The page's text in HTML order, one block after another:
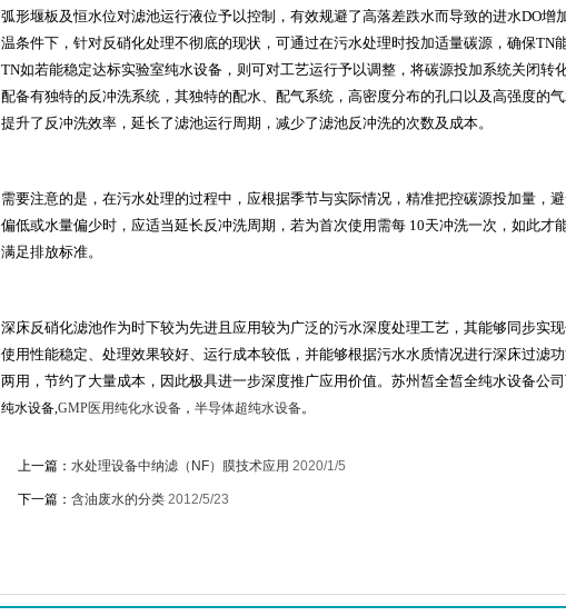
弧形堰板及恒水位对滤池运行液位予以控制，有效规避了高落差跌水而导致的进水DO增
温条件下，针对反硝化处理不彻底的现状，可通过在污水处理时投加适量碳源，确保TN
TN如若能稳定达标实验室纯水设备 ，则可对工艺运行予以调整，将碳源投加系统关闭转
配备有独特的反冲洗系统，其独特的配水、配气系统，高密度分布的孔口以及高强度的
提升了反冲洗效率，延长了滤池运行周期，减少了滤池反冲洗的次数及成本。
需要注意的是，在污水处理的过程中，应根据季节与实际情况，精准把控碳源投加量，
偏低或水量偏少时，应适当延长反冲洗周期，若为首次使用需每 10天冲洗一次，如此才
满足排放标准。
深床反硝化滤池作为时下较为先进且应用较为广泛的污水深度处理工艺，其能够同步实
使用性能稳定、处理效果较好、运行成本较低，并能够根据污水水质情况进行深床过滤
两用，节约了大量成本，因此极具进一步深度推广应用价值。 苏州皙全皙全纯水设备公
纯水设备,GMP医用纯化水设备 ， 半导体超纯水设备。
上一篇： 水处理设备中纳滤（NF）膜技术应用 2020/1/5
下一篇： 含油废水的分类 2012/5/23